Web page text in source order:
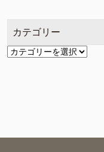
カテゴリー
カ